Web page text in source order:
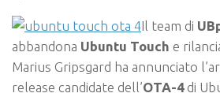
Il team di
abbandona Ubuntu Touch e
Marius Gripsgard ha annunciato
release candidate dell’OTA-4di